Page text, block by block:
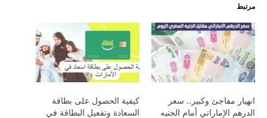
مرتبط
انهيار مفاجئ وكبير.. سعر
الدرهم الإماراتي أمام الجنيه
كيفية الحصول على بطاقة
السعادة وتفعيل البطاقة في